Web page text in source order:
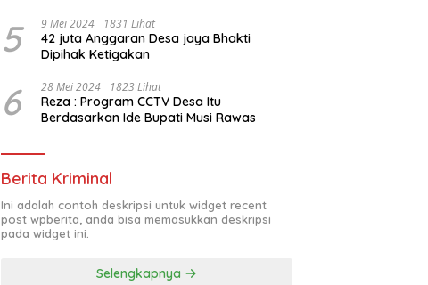
5 9 Mei 2024 1831 Lihat
42 juta Anggaran Desa jaya Bhakti
Dipihak Ketigakan
6 28 Mei 2024 1823 Lihat
Reza : Program CCTV Desa Itu
Berdasarkan Ide Bupati Musi Rawas
Berita Kriminal
Ini adalah contoh deskripsi untuk widget recent
post wpberita, anda bisa memasukkan deskripsi
pada widget ini.
Selengkapnya